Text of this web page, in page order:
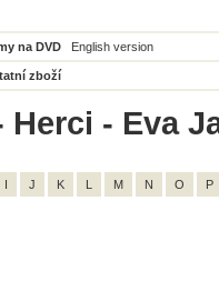
na DVD English version
zboží
Herci - Eva
I J K L M N O P